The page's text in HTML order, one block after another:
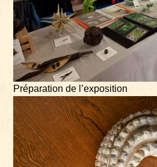
Préparation de l’exposition